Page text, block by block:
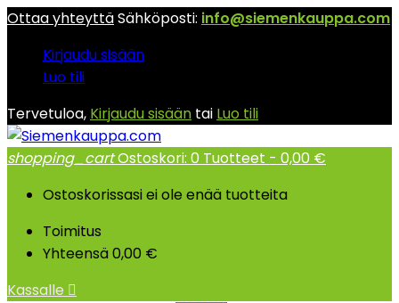
Ottaa yhteyttäSähköposti: info@siemenkauppa.com
Kirjaudu sisään
Luo tili
Tervetuloa, Kirjaudu sisään tai Luo tili
shopping_cartOstoskori: 0 Tuotteet - 0,00 €
Ostoskorissasi ei ole enää tuotteita
Toimitus
Yhteensä0,00 €
Kassalle 